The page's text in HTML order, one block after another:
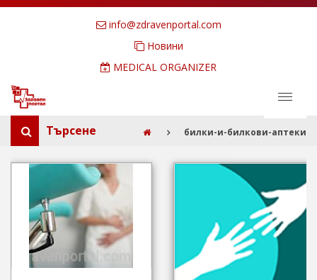
info@zdravenportal.com
Новини
MEDICAL ORGANIZER
Търсене билки-и-билкови-аптеки